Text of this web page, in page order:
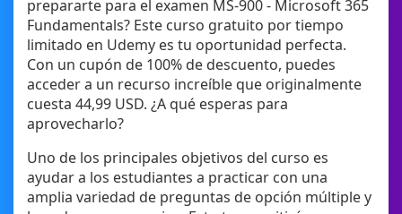
prepararte para el examen MS-900 - Microsoft 365
Fundamentals? Este curso gratuito por tiempo
limitado en Udemy es tu oportunidad perfecta.
Con un cupón de 100% de descuento, puedes
acceder a un recurso increíble que originalmente
cuesta 44,99 USD. ¿A qué esperas para
aprovecharlo?
Uno de los principales objetivos del curso es
ayudar a los estudiantes a practicar con una
amplia variedad de preguntas de opción múltiple y